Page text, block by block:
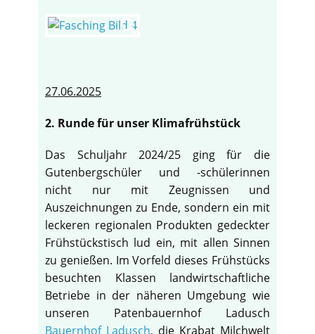
27.06.2025
2. Runde für unser Klimafrühstück
Das Schuljahr 2024/25 ging für die
Gutenbergschüler und -schülerinnen
nicht nur mit Zeugnissen und
Auszeichnungen zu Ende, sondern ein mit
leckeren regionalen Produkten gedeckter
Frühstückstisch lud ein, mit allen Sinnen
zu genießen. Im Vorfeld dieses Frühstücks
besuchten Klassen landwirtschaftliche
Betriebe in der näheren Umgebung wie
unseren Patenbauernhof Ladusch
Bauernhof Ladusch, die Krabat Milchwelt